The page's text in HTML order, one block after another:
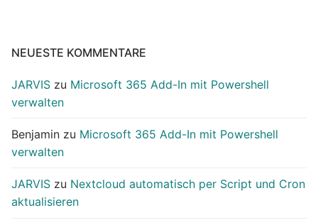
NEUESTE KOMMENTARE
JARVIS zu Microsoft 365 Add-In mit Powershell
verwalten
Benjamin zu Microsoft 365 Add-In mit Powershell
verwalten
JARVIS zu Nextcloud automatisch per Script und Cron
aktualisieren